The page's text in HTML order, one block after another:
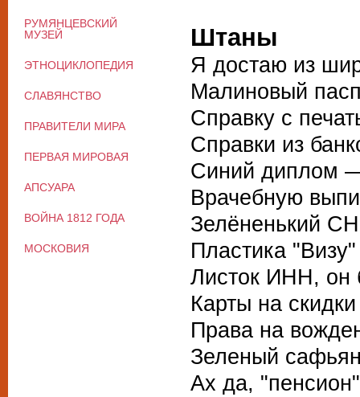
Штаны
Я достаю из
Малиновый
Справку с
Справки из
Синий диплом
Врачебную
Зелёненький
Пластика
Листок ИНН,
Карты на
Права на
Зеленый
Ах да,
РУМЯНЦЕВСКИЙ
МУЗЕЙ
ЭТНОЦИКЛОПЕДИЯ
СЛАВЯНСТВО
ПРАВИТЕЛИ МИРА
ПЕРВАЯ МИРОВАЯ
АПСУАРА
ВОЙНА 1812 ГОДА
МОСКОВИЯ